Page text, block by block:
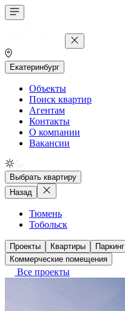
Екатеринбург
Объекты
Поиск квартир
Агентам
Контакты
О компании
Вакансии
Выбрать квартиру
Назад
Тюмень
Тобольск
Проекты Квартиры Паркинг
Коммерческие помещения
Все проекты